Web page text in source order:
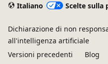
Italiano Scelte sulla
Dichiarazione di non
all'intelligenza artificiale
Versioni precedenti
Blog